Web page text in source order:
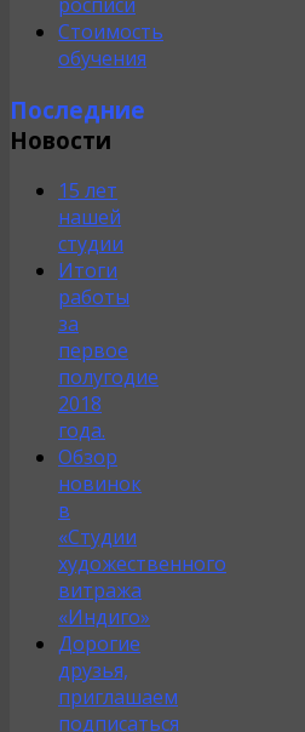
Стоимость
обучения
Последние
Новости
15 лет
нашей
студии
Итоги
работы
за
первое
полугодие
2018
года.
Обзор
новинок
в
«Студии
художественного
витража
«Индиго»
Дорогие
друзья,
приглашаем
подписаться